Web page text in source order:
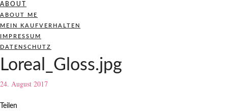
ABOUT
ABOUT ME
MEIN KAUFVERHALTEN
IMPRESSUM
DATENSCHUTZ
Loreal_Gloss.jpg
24. August 2017
Teilen